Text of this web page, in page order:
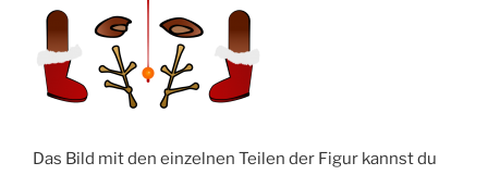
Das Bild mit den einzelnen Teilen der Figur kannst du